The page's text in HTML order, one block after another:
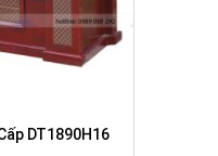
DT1890H16